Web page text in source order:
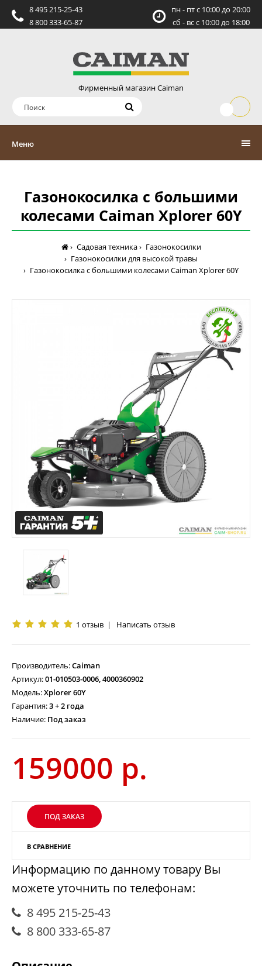
8 495 215-25-43
8 800 333-65-87
пн - пт c 10:00 до 20:00
сб - вс c 10:00 до 18:00
Фирменный магазин Caiman
Меню
Газонокосилка c большими
колесами Caiman Хplorer 60Y
Садовая техника
Газонокосилки
Газонокосилки для высокой травы
Газонокосилка c большими колесами Caiman Хplorer 60Y
1 отзыв | Написать отзыв
Производитель:Caiman
Артикул:01-010503-0006, 4000360902
Модель:Хplorer 60Y
Гарантия:3 + 2 года
Наличие: Под заказ
159000 р.
ПОД ЗАКАЗ
В СРАВНЕНИЕ
Информацию по данному товару Вы
можете уточнить по телефонам:
8 495 215-25-43
8 800 333-65-87